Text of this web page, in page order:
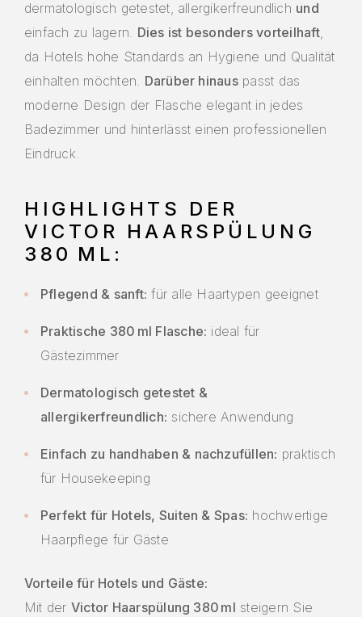
dermatologisch getestet, allergikerfreundlich und
einfach zu lagern. Dies ist besonders vorteilhaft,
da Hotels hohe Standards an Hygiene und Qualität
einhalten möchten. Darüber hinauspasst das
moderne Design der Flasche elegant in jedes
Badezimmer und hinterlässt einen professionellen
Eindruck.
HIGHLIGHTS DER
VICTOR HAARSPÜLUNG
380 ML:
Pflegend & sanft: für alle Haartypen geeignet
Praktische 380 ml Flasche: ideal für
Gästezimmer
Dermatologisch getestet &
allergikerfreundlich: sichere Anwendung
Einfach zu handhaben & nachzufüllen: praktisch
für Housekeeping
Perfekt für Hotels, Suiten & Spas: hochwertige
Haarpflege für Gäste
Vorteile für Hotels und Gäste:
Mit der Victor Haarspülung 380 ml steigern Sie